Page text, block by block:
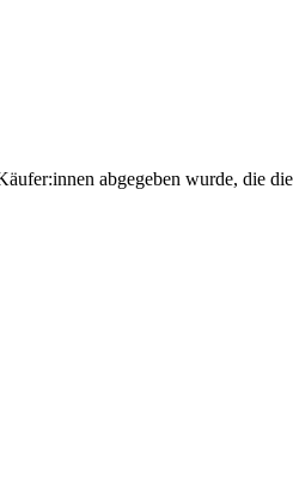
abgegeben wurde, die